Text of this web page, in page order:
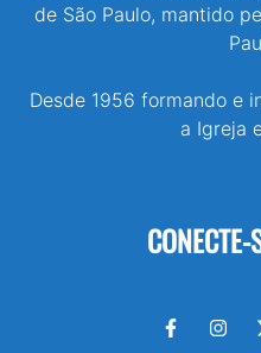
de São Paulo, mantido
Desde 1956 formando e
a Igreja